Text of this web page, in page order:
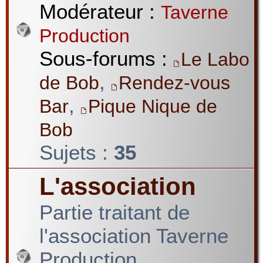
Modérateur : Taverne
Production
Sous-forums :
Le Labo
de Bob,
Rendez-vous
Bar,
Pique Nique de
Bob
Sujets : 35
L'association
Partie traitant de
l'association Taverne